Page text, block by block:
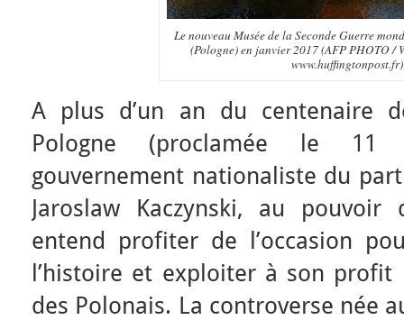
Le nouveau Musée de la Seconde Guerre
(Pologne) en janvier 2017 (AFP PHOTO /
www.huffingtonpost.fr)
A plus d’un an du centenaire
Pologne (proclamée le 11
gouvernement nationaliste du
Jaroslaw Kaczynski, au pouvoir
entend profiter de l’occasion
l’histoire et exploiter à son
des Polonais. La controverse née